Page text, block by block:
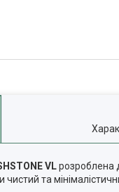
VLрозроблена
чистий та